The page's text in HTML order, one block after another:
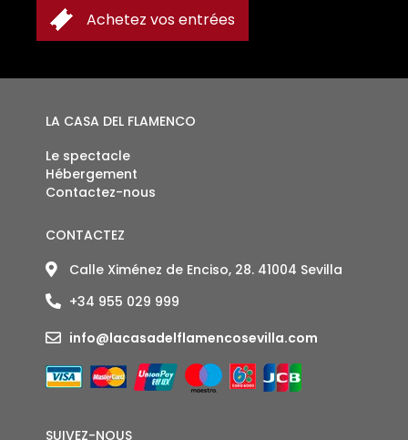
Achetez vos entrées
LA CASA DEL FLAMENCO
Le spectacle
Hébergement
Contactez-nous
CONTACTEZ
Calle Ximénez de Enciso, 28. 41004 Sevilla
+34 955 029 999
info@lacasadelflamencosevilla.com
SUIVEZ-NOUS